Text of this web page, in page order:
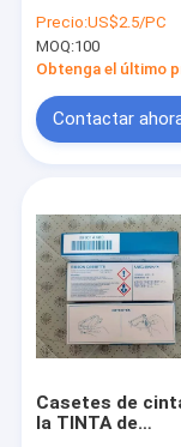
100/101/102/
mejorado
Precio:US$2.5/PC
MOQ:100
Obtenga el último
Contactar
Casetes de
la TINTA de